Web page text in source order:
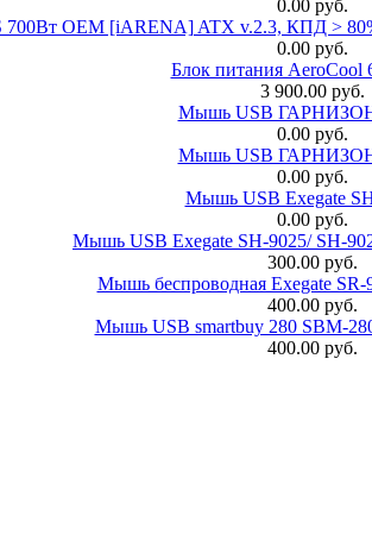
0.00 руб.
OEM [iARENA] ATX v.2.3, КПД >
0.00 руб.
Блок питания AeroCool
3 900.00 руб.
Мышь USB
0.00 руб.
Мышь USB
0.00 руб.
Мышь USB Exegate
0.00 руб.
Мышь USB Exegate SH-9025/ SH-
300.00 руб.
Мышь беспроводная Exegate SR-
400.00 руб.
Мышь USB smartbuy 280 SBM-
400.00 руб.